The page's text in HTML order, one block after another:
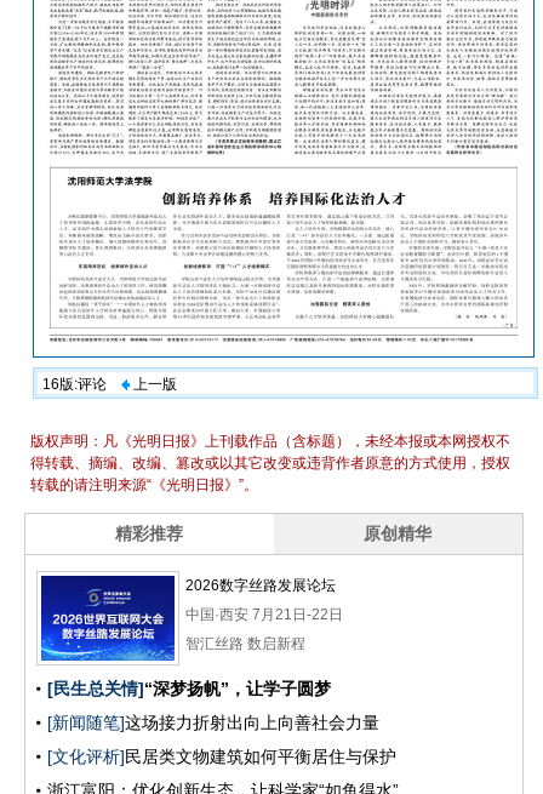
16版:评论 上一版